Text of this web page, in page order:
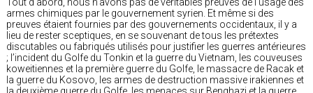
armes chimiques par le gouvernement syrien. Et même si des
preuves étaient fournies par des gouvernements occidentaux, il y a
lieu de rester sceptiques, en se souvenant de tous les prétextes
discutables ou fabriqués utilisés pour justifier les guerres antérieures
; l’incident du Golfe du Tonkin et la guerre du Vietnam, les couveuses
koweitiennes et la première guerre du Golfe, le massacre de Racak et
la guerre du Kosovo, les armes de destruction massive irakiennes et
la deuxième guerre du Golfe, les menaces sur Benghazi et la guerre